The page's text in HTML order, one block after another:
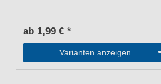
ab 1,99 € *
Varianten anzeigen